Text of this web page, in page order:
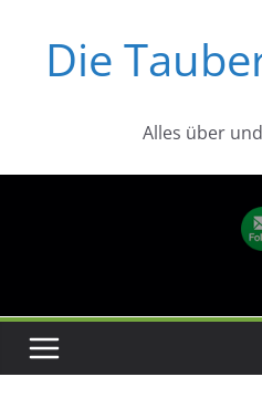
springenDie
Alles über